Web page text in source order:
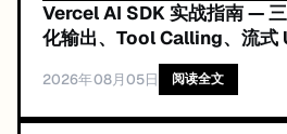
Vercel AI SDK 实战指南 —
化输出、Tool Calling、流式
2026年08月05日 阅读全文